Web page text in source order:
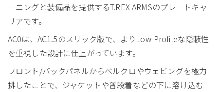
ーニングと装備品を提供するT.REX ARMSのプレートキャ
リアです。
AC0は、AC1.5のスリック版で、よりLow-Profileな隠蔽性
を重視した設計に仕上がっています。
フロント/バックパネルからベルクロやウェビングを極力
排したことで、ジャケットや普段着などの下に溶け込む